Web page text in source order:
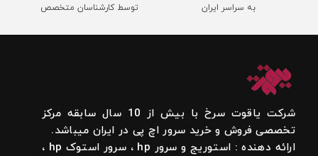
به سراسر ایران توسط کارشناسان متخصص
شرکت یاقوت سرخ با بیش از 10 سال سابقه مرکز
تخصصی فروش و خرید سرور اچ پی در ایران میباشد.
ارائه دهنده : استوریج و سرور hp ، سرور استوک hp ،